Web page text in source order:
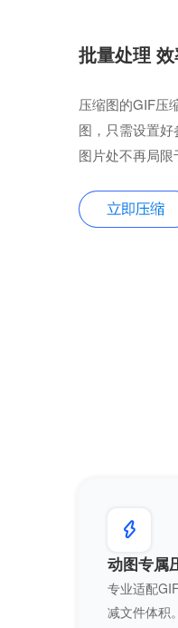
批量处理
压缩图的GIF压
图，只需设置
图片处不再局限
动图专属
专业适配
减文件体积。